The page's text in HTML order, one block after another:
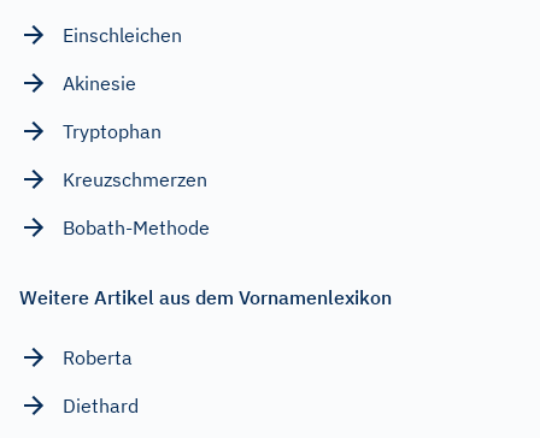
Einschleichen
Akinesie
Tryptophan
Kreuzschmerzen
Bobath-Methode
Weitere Artikel aus dem Vornamenlexikon
Roberta
Diethard